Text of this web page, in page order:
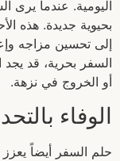
اليومية. عندما يرى
بحيوية جديدة. هذه
إلى تحسين مزاجه
السفر بحرية، قد
أو الخروج في نزهة.
الوفاء
حلم السفر أيضاً